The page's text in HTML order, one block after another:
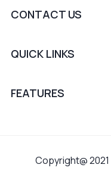
CONTACT US
QUICK LINKS
FEATURES
Copyright@ 2021